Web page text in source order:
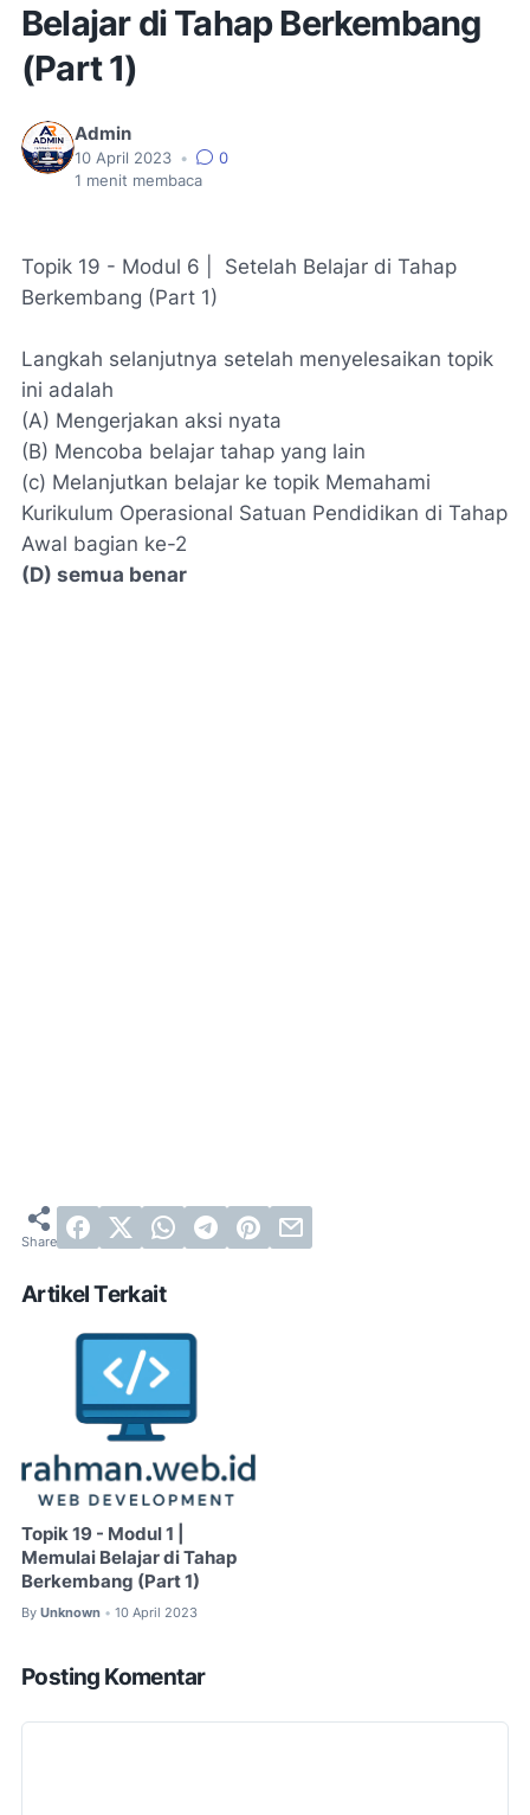
Belajar di Tahap Berkembang
(Part 1)
Admin
10 April 2023 •
0
1 menit membaca
Topik 19 - Modul 6 | Setelah Belajar di Tahap
Berkembang (Part 1)
Langkah selanjutnya setelah menyelesaikan topik
ini adalah
(A) Mengerjakan aksi nyata
(B) Mencoba belajar tahap yang lain
(c) Melanjutkan belajar ke topik Memahami
Kurikulum Operasional Satuan Pendidikan di Tahap
Awal bagian ke-2
(D) semua benar
Artikel Terkait
Topik 19 - Modul 1 |
Memulai Belajar di Tahap
Berkembang (Part 1)
By Unknown • 10 April 2023
Posting Komentar